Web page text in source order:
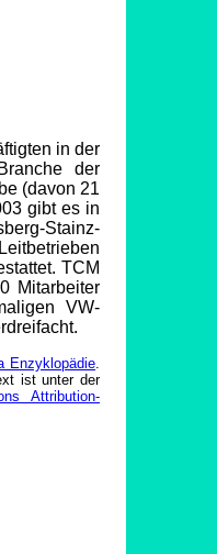
in der
der
(davon 21
gibt es in
Stainz-
TCM
Mitarbeiter
VW-
Enzyklopädie.
ist unter der
Attribution-